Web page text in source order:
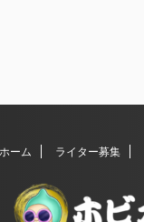
ホーム ライター募集